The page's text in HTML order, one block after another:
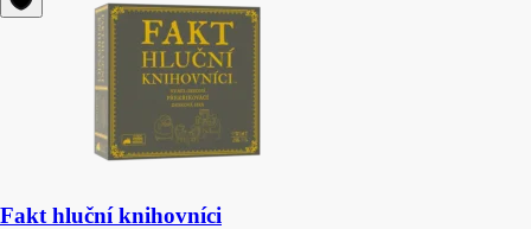
Fakt hluční knihovníci